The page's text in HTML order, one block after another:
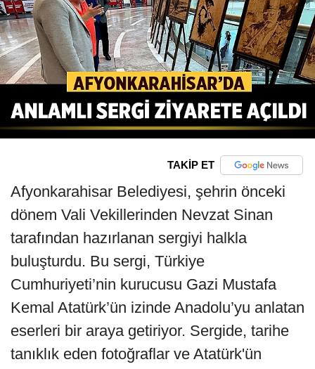
TAKİP ET
Afyonkarahisar Belediyesi, şehrin önceki
dönem Vali Vekillerinden Nevzat Sinan
tarafından hazırlanan sergiyi halkla
buluşturdu. Bu sergi, Türkiye
Cumhuriyeti’nin kurucusu Gazi Mustafa
Kemal Atatürk’ün izinde Anadolu’yu anlatan
eserleri bir araya getiriyor. Sergide, tarihe
tanıklık eden fotoğraflar ve Atatürk'ün